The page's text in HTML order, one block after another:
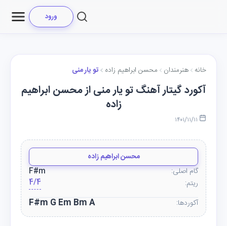
ورود
خانه هنرمندان محسن ابراهیم زاده تو یار منی
آکورد گیتار آهنگ تو یار منی از محسن ابراهیم
زاده
محسن ابراهیم زاده
گام اصلی:
F#m
ریتم:
4/4
آکوردها:
F#m G Em Bm A